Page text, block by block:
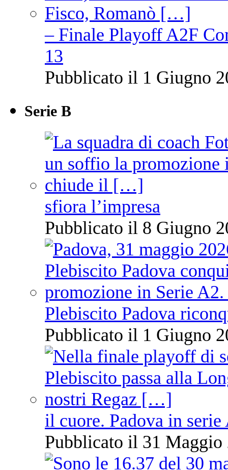
– Finale Playoff A2F
13
Pubblicato il 1 Giugno
Serie B
sfiora l’impresa
Pubblicato il 8 Giugno
Plebiscito Padova
Pubblicato il 1 Giugno
il cuore. Padova in serie
Pubblicato il 31 Maggio